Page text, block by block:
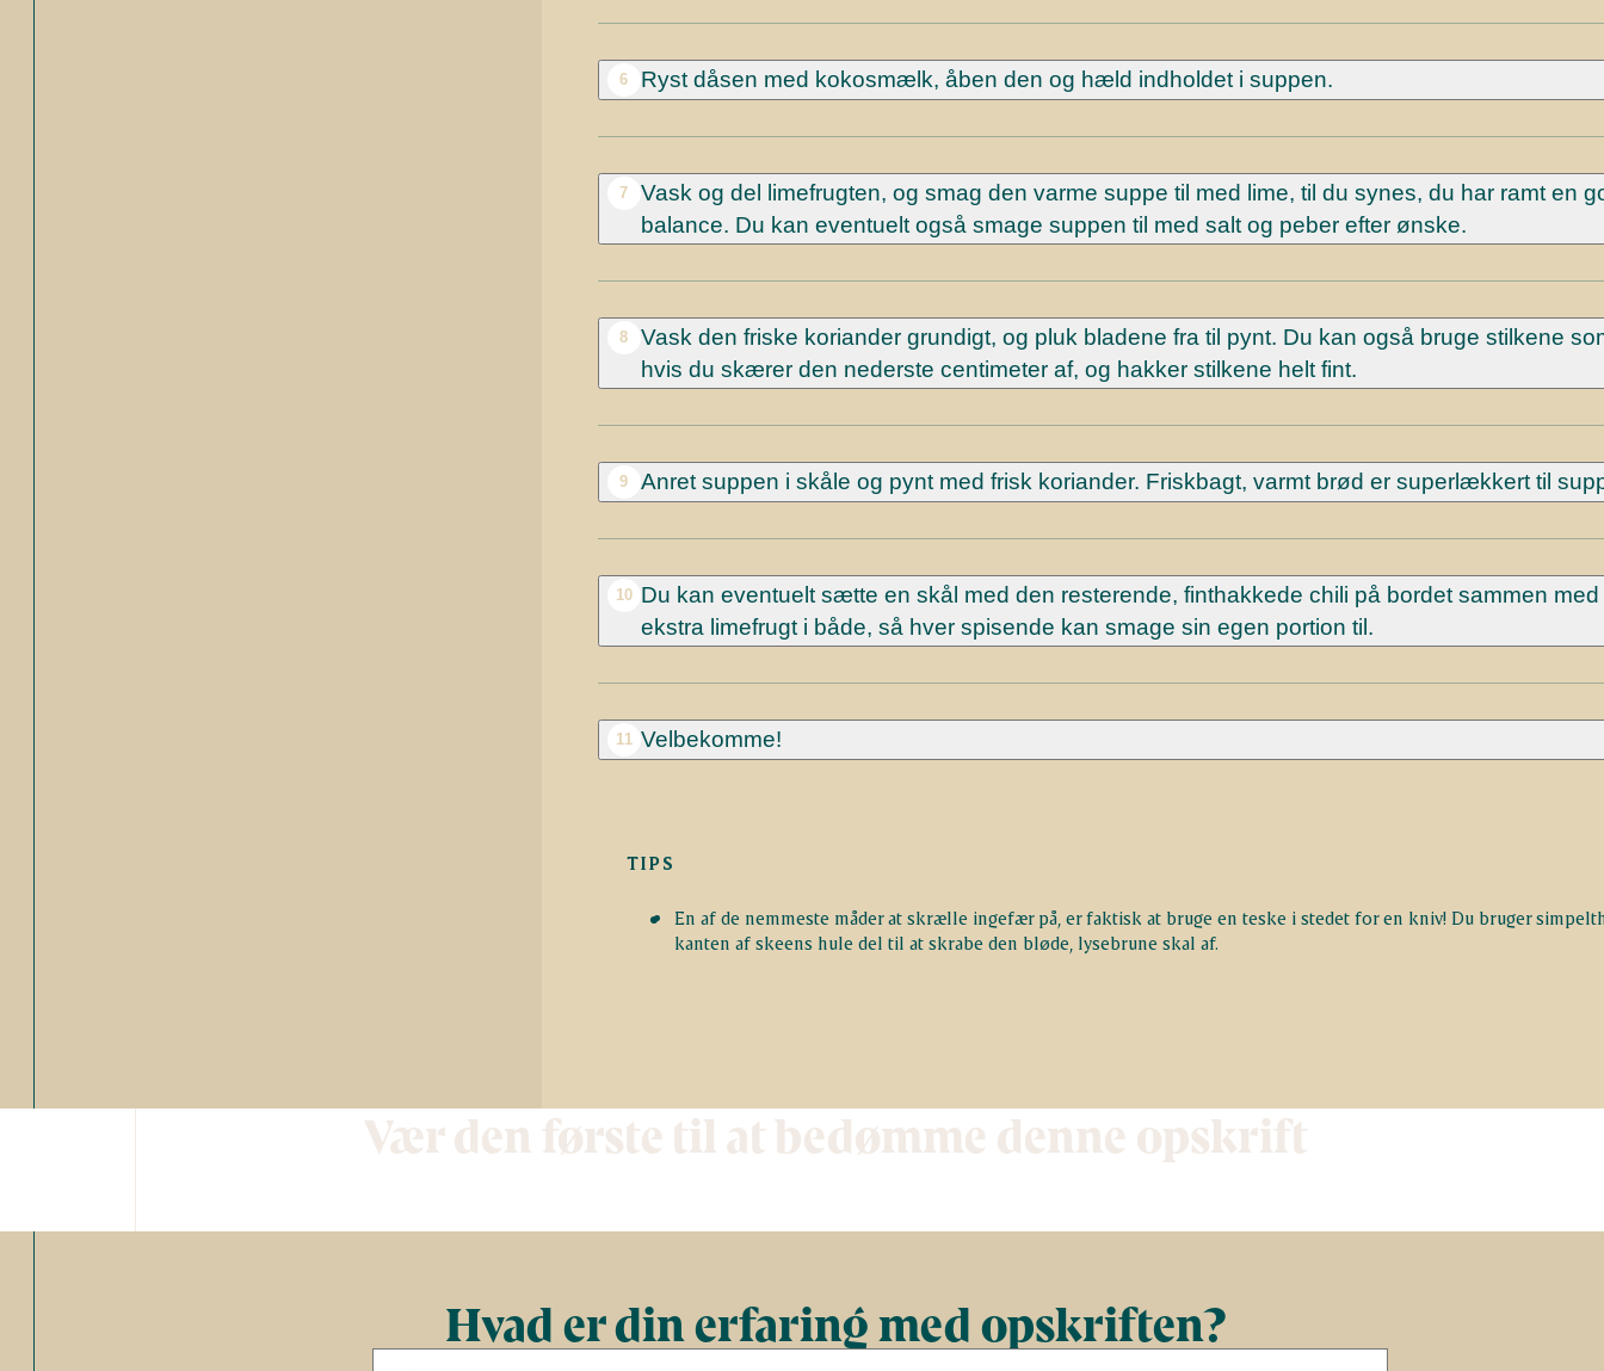
6 Ryst dåsen med kokosmælk, åben den og hæld indholdet i suppen.
7
Vask og del limefrugten, og smag den varme suppe til med lime, til du synes, du har ramt en
balance. Du kan eventuelt også smage suppen til med salt og peber efter ønske.
8
Vask den friske koriander grundigt, og pluk bladene fra til pynt. Du kan også bruge stilkene
hvis du skærer den nederste centimeter af, og hakker stilkene helt fint.
9 Anret suppen i skåle og pynt med frisk koriander. Friskbagt, varmt brød er superlækkert til
10 Du kan eventuelt sætte en skål med den resterende, finthakkede chili på bordet sammen med
ekstra limefrugt i både, så hver spisende kan smage sin egen portion til.
11 Velbekomme!
TIPS
En af de nemmeste måder at skrælle ingefær på, er faktisk at bruge en teske i stedet for en kniv! Du bruger
kanten af skeens hule del til at skrabe den bløde, lysebrune skal af.
Vær den første til at bedømme denne opskrift
Hvad er din erfaring med opskriften?